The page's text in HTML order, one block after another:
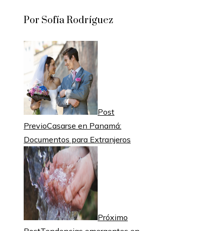
Por Sofía Rodríguez
Post
PrevioCasarse en Panamá:
Documentos para Extranjeros
Próximo